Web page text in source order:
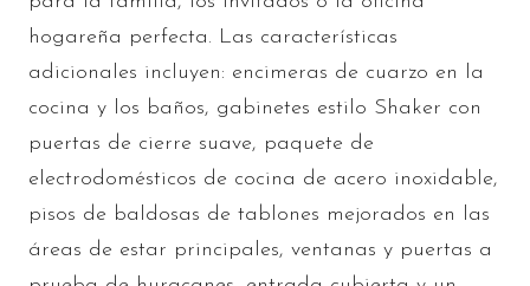
hogareña perfecta. Las características
adicionales incluyen: encimeras de cuarzo en la
cocina y los baños, gabinetes estilo Shaker con
puertas de cierre suave, paquete de
electrodomésticos de cocina de acero inoxidable,
pisos de baldosas de tablones mejorados en las
áreas de estar principales, ventanas y puertas a